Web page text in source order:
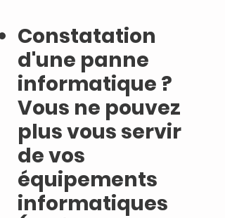
Constatation
d'une panne
informatique ?
Vous ne pouvez
plus vous servir
de vos
équipements
informatiques